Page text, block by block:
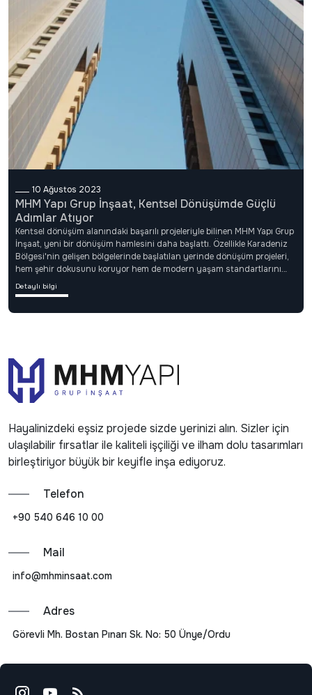
10 Ağustos 2023
MHM Yapı Grup İnşaat, Kentsel Dönüşümde Güçlü
Adımlar Atıyor
Kentsel dönüşüm alanındaki başarılı projeleriyle bilinen MHM Yapı Grup
İnşaat, yeni bir dönüşüm hamlesini daha başlattı. Özellikle Karadeniz
Bölgesi'nin gelişen bölgelerinde başlatılan yerinde dönüşüm projeleri,
hem şehir dokusunu koruyor hem de modern yaşam standartlarını
sunuyor.Firma yetkilileri, "Vatandaşlarımızı mağdur etmeden, güvenli
ve modern yapılarla dönüşümü sürdürüyoruz" diyerek, sürecin şeffaf
Detaylı bilgi
Hayalinizdeki eşsiz projede sizde yerinizi alın. Sizler için
ulaşılabilir fırsatlar ile kaliteli işçiliği ve ilham dolu tasarımları
birleştiriyor büyük bir keyifle inşa ediyoruz.
Telefon
+90 540 646 10 00
Mail
info@mhminsaat.com
Adres
Görevli Mh. Bostan Pınarı Sk. No: 50 Ünye/Ordu